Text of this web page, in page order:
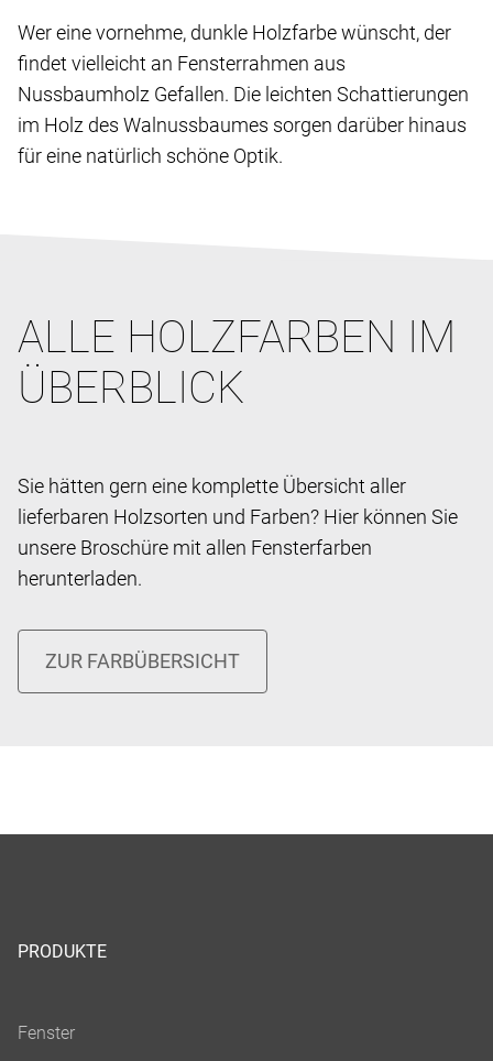
Wer eine vornehme, dunkle Holzfarbe wünscht, der
findet vielleicht an Fensterrahmen aus
Nussbaumholz Gefallen. Die leichten Schattierungen
im Holz des Walnussbaumes sorgen darüber hinaus
für eine natürlich schöne Optik.
ALLE HOLZFARBEN IM
ÜBERBLICK
Sie hätten gern eine komplette Übersicht aller
lieferbaren Holzsorten und Farben? Hier können Sie
unsere Broschüre mit allen Fensterfarben
herunterladen.
PRODUKTE